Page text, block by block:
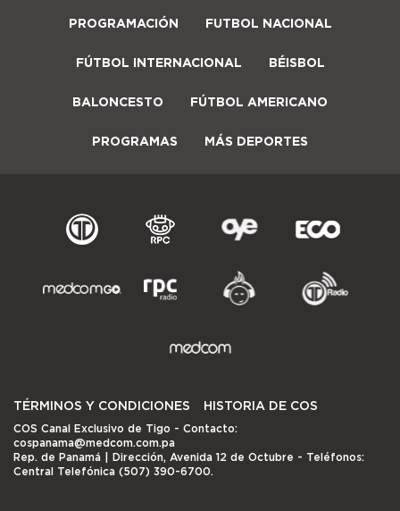
PROGRAMACIÓN FUTBOL NACIONAL
FÚTBOL INTERNACIONAL BÉISBOL
BALONCESTO FÚTBOL AMERICANO
PROGRAMAS MÁS DEPORTES
TÉRMINOS Y CONDICIONES HISTORIA DE COS
COS Canal Exclusivo de Tigo - Contacto:
cospanama@medcom.com.pa
Rep. de Panamá | Dirección, Avenida 12 de Octubre - Teléfonos:
Central Telefónica (507) 390-6700.